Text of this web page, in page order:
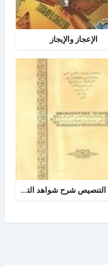
الإعجاز والإيجاز
معاهد التنصيص شرح شواهد التلخيص وبهامشه بدائع البدائه